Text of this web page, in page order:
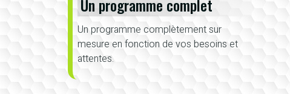
Un programme complet
Un programme complètement sur
mesure en fonction de vos besoins et
attentes.